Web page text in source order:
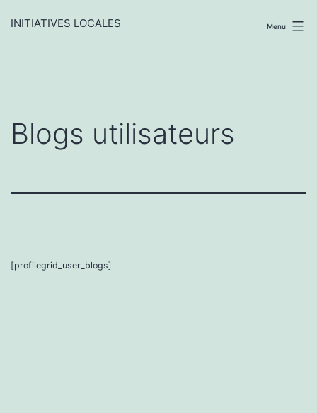
contenu
INITIATIVES LOCALES Menu
Blogs utilisateurs
[profilegrid_user_blogs]